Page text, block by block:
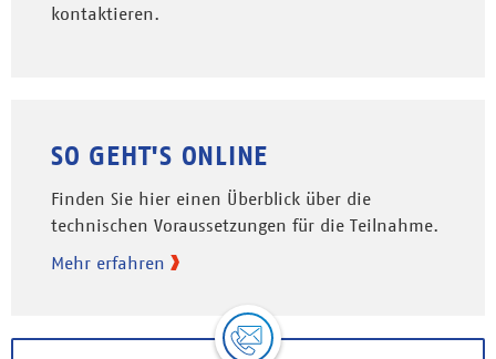
kontaktieren.
SO GEHT'S ONLINE
Finden Sie hier einen Überblick über die
technischen Voraussetzungen für die Teilnahme.
Mehr erfahren